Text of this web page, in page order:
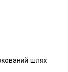
шлях